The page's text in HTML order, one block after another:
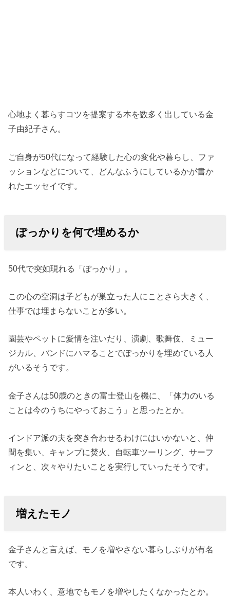
心地よく暮らすコツを提案する本を数多く出している金
子由紀子さん。
ご自身が50代になって経験した心の変化や暮らし、ファ
ッションなどについて、どんなふうにしているかが書か
れたエッセイです。
ぽっかりを何で埋めるか
50代で突如現れる「ぽっかり」。
この心の空洞は子どもが巣立った人にことさら大きく、
仕事では埋まらないことが多い。
園芸やペットに愛情を注いだり、演劇、歌舞伎、ミュー
ジカル、バンドにハマることでぽっかりを埋めている人
がいるそうです。
金子さんは50歳のときの富士登山を機に、「体力のいる
ことは今のうちにやっておこう」と思ったとか。
インドア派の夫を突き合わせるわけにはいかないと、仲
間を集い、キャンプに焚火、自転車ツーリング、サーフ
ィンと、次々やりたいことを実行していったそうです。
増えたモノ
金子さんと言えば、モノを増やさない暮らしぶりが有名
です。
本人いわく、意地でもモノを増やしたくなかったとか。